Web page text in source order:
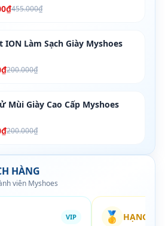
455.000₫
ION Làm Sạch Giày Myshoes
200.000₫
Mùi Giày Cao Cấp Myshoes
200.000₫
HÀNG
viên Myshoes
VIP 🥇 HẠNG